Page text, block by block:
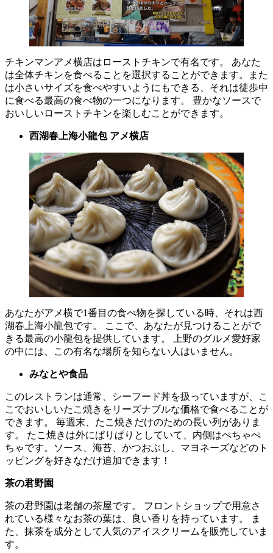
チキンマンアメ横店はローストチキンで有名です。 あなた
は全体チキンを食べることを選択することができます。また
は小さいサイズを食べやすいようにもできる、それは徒歩中
に食べる最高の食べ物の一つになります。 豊かなソースで
おいしいローストチキンを楽しむことができます。
西湖春上海小龍包 アメ横店
あなたがアメ横で1番目の食べ物を探している時、それは西
湖春上海小龍包です。 ここで、あなたが見つけることがで
きる最高の小龍包を提供しています。 上野のグルメ愛好家
の中には、この有名な場所を知らない人はいません。
みなとや食品
このレストランは通常、シーフード丼を扱っていますが、こ
こでおいしいたこ焼きをリーズナブルな価格で食べることが
できます。 毎週末、たこ焼きだけのための長い列がありま
す。 たこ焼きは外にぱりぱりとしていて、内側はぺちゃぺ
ちゃです。ソース、海苔、かつおぶし、マヨネーズなどのト
ッピングを好きなだけ追加できます！
茶の君野園
茶の君野園は老舗の茶屋です。 フロントショップで用意さ
れている様々なお茶の葉は、良い香りを持っています。 ま
た、抹茶を成分として人気のアイスクリームを販売していま
す。